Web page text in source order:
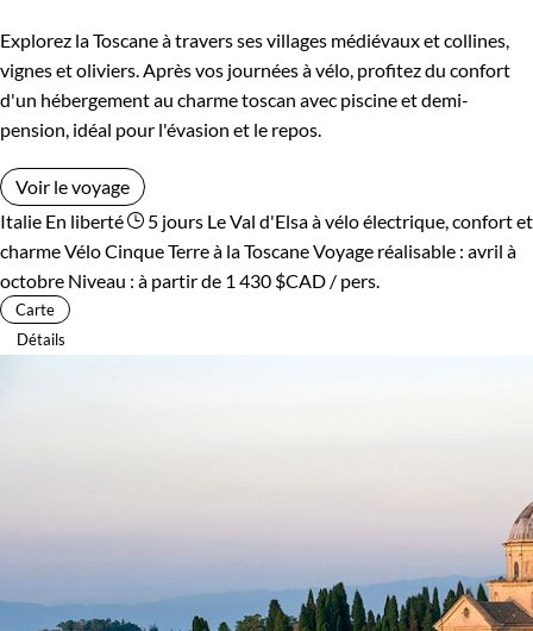
Explorez la Toscane à travers ses villages médiévaux et collines,
vignes et oliviers. Après vos journées à vélo, profitez du confort
d'un hébergement au charme toscan avec piscine et demi-
pension, idéal pour l'évasion et le repos.
Voir le voyage
Italie En liberté 5 jours Le Val d'Elsa à vélo électrique, confort et
charmeVélo Cinque Terre à la ToscaneVoyage réalisable : avril à
octobre Niveau : à partir de 1 430 $CAD / pers.
Carte
Détails